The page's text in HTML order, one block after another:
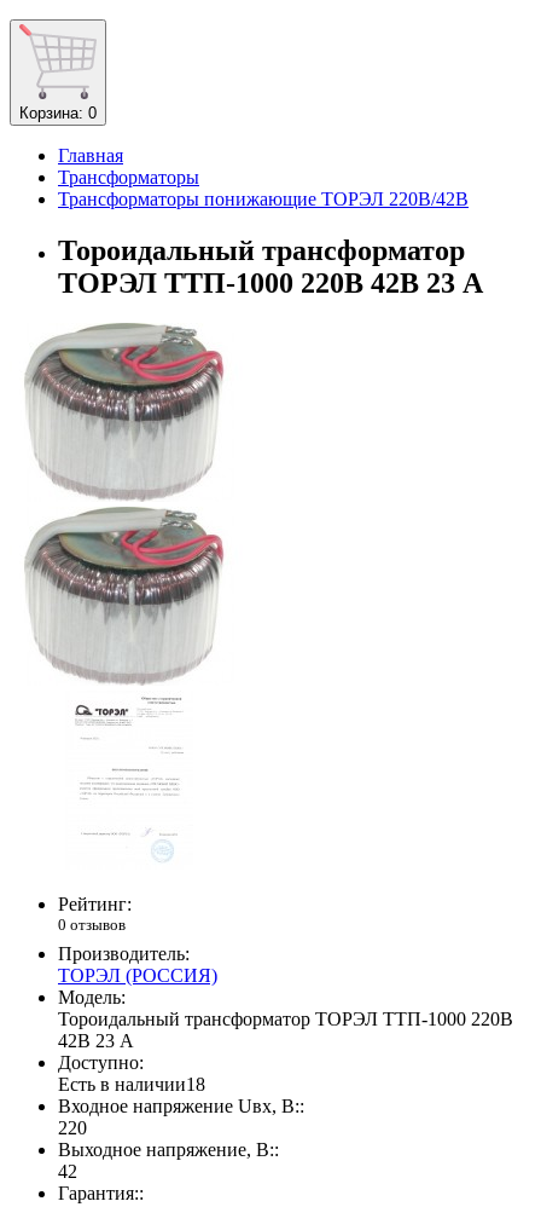
Корзина: 0
Главная
Трансформаторы
Трансформаторы понижающие ТОРЭЛ 220В/42В
Тороидальный трансформатор
ТОРЭЛ ТТП-1000 220В 42В 23 А
Рейтинг:
0 отзывов
Производитель:
ТОРЭЛ (РОССИЯ)
Модель:
Тороидальный трансформатор ТОРЭЛ ТТП-1000 220В
42В 23 А
Доступно:
Есть в наличии18
Входное напряжение Uвх, В::
220
Выходное напряжение, В::
42
Гарантия::